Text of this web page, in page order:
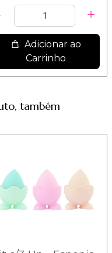
Adicionar ao
Carrinho
também